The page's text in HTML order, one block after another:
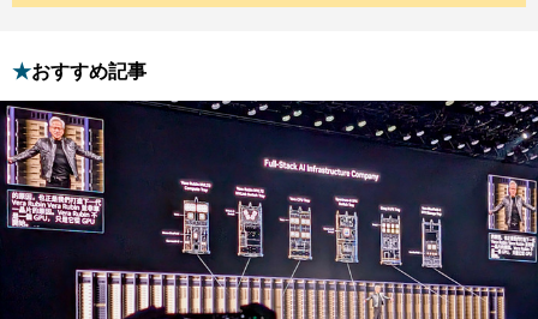
おすすめ記事